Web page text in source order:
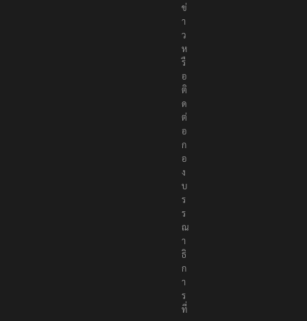
ข่
า
ว
ห
รื
อ
ติ
ด
ต่
อ
ก
อ
ง
บ
ร
ร
ณ
า
ธิ
ก
า
ร
ที่